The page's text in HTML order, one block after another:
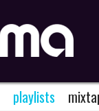
playlists